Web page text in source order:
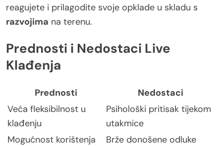
reagujete i prilagodite svoje opklade u skladu s
razvojima na terenu.
Prednosti i Nedostaci Live
Klađenja
Prednosti
Nedostaci
Veća fleksibilnost u
klađenju
Psihološki pritisak tijekom
utakmice
Mogućnost korištenja
Brže donošene odluke